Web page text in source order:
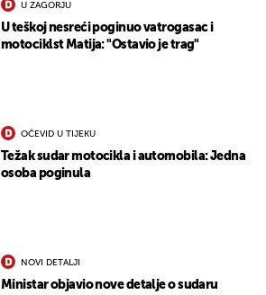
U ZAGORJU
U teškoj nesreći poginuo vatrogasac i
motociklst Matija: "Ostavio je trag"
OČEVID U TIJEKU
Težak sudar motocikla i automobila: Jedna
osoba poginula
NOVI DETALJI
Ministar objavio nove detalje o sudaru